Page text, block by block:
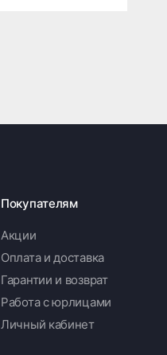
Покупателям
Акции
Оплата и доставка
Гарантии и возврат
Работа с юрлицами
Личный кабинет